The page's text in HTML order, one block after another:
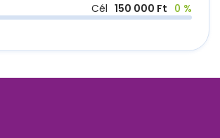
Cél 150 000 Ft 0 %